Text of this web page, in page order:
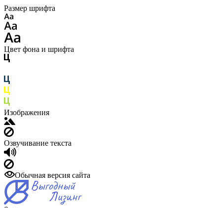
Размер шрифта
Цвет фона и шрифта
Изображения
Озвучивание текста
Обычная версия сайта